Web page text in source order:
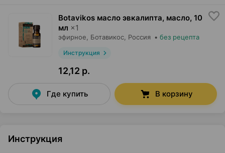
Botavikos масло эвкалипта, масло, 10
мл ×1
эфирное, Ботавикос , Россия • без рецепта
Инструкция
12,12 р.
Где купить В корзину
Инструкция